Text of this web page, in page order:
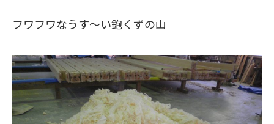
フワフワなうす～い鉋くずの山